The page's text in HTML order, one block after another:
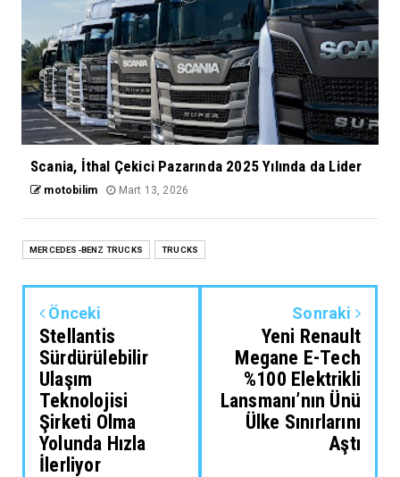
Scania, İthal Çekici Pazarında 2025 Yılında da Lider
motobilim Mart 13, 2026
MERCEDES-BENZ TRUCKS TRUCKS
Önceki
Stellantis
Sürdürülebilir
Ulaşım
Teknolojisi
Şirketi Olma
Yolunda Hızla
İlerliyor
Sonraki
Yeni Renault
Megane E-Tech
%100 Elektrikli
Lansmanı’nın Ünü
Ülke Sınırlarını
Aştı